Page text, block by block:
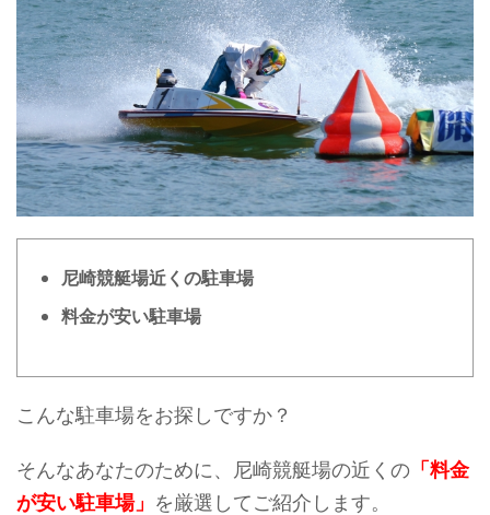
尼崎競艇場近くの駐車場
料金が安い駐車場
こんな駐車場をお探しですか？
そんなあなたのために、尼崎競艇場の近くの 「料金
が安い駐車場」 を厳選してご紹介します。